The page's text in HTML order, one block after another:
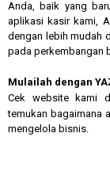
Anda, baik yang
aplikasi kasir kami,
dengan lebih mudah
pada perkembangan
Mulailah dengan
Cek website kami
temukan bagaimana
mengelola bisnis.